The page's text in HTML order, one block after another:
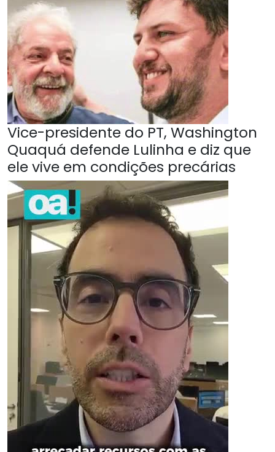
Vice-presidente do PT, Washington
Quaquá defende Lulinha e diz que
ele vive em condições precárias